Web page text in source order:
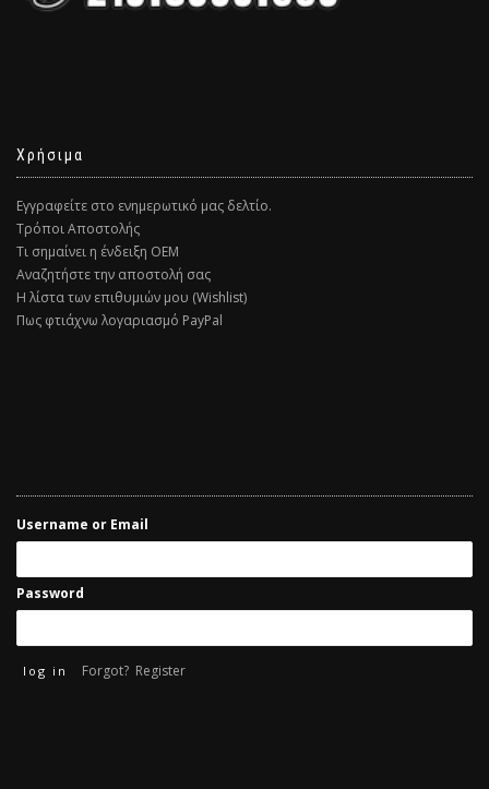
Χρήσιμα
Εγγραφείτε στο ενημερωτικό μας δελτίο.
Τρόποι Αποστολής
Τι σημαίνει η ένδειξη ΟΕΜ
Αναζητήστε την αποστολή σας
Η λίστα των επιθυμιών μου (Wishlist)
Πως φτιάχνω λογαριασμό PayPal
Username or Email
Password
Forgot? Register